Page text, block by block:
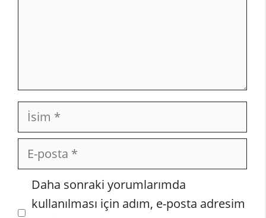
İsim
posta
İnternet
sitesi
Daha sonraki yorumlarımda
kullanılması için adım, e-posta adresim